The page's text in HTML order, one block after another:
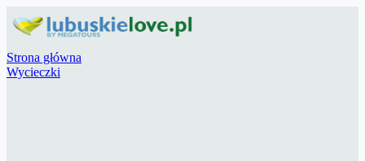
Strona główna
Wycieczki